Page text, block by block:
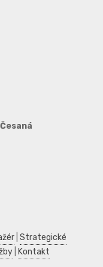
Strategické
Kontakt